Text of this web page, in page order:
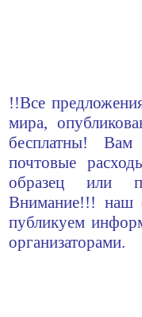
!!Все
мира,
бесплатны!
почтовые
образец или
Внимание!!! наш
публикуем
организаторами.